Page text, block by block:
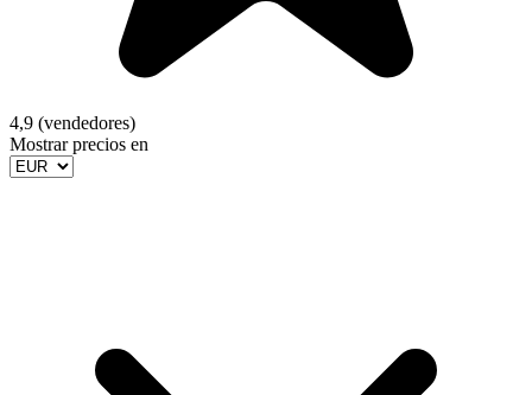
4,9 (vendedores)
Mostrar precios en